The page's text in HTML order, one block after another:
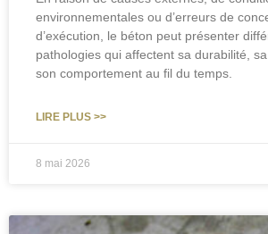
environnementales ou d’erreurs de
d’exécution, le béton peut présenter
pathologies qui affectent sa durabilité,
son comportement au fil du temps.
LIRE PLUS >>
8 mai 2026